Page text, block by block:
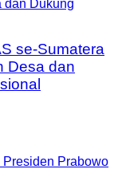
se-Sumatera
Desa dan